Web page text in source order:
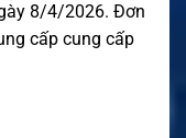
8/4/2026. Đơn
cấp cung cấp